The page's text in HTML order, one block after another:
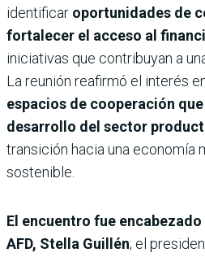
identificar oportunidades de
fortalecer el acceso al
iniciativas que contribuyan a
La reunión reafirmó el interés
espacios de cooperación
desarrollo del sector
transición hacia una economía
sostenible.
El encuentro fue
AFD, Stella Guillén; el